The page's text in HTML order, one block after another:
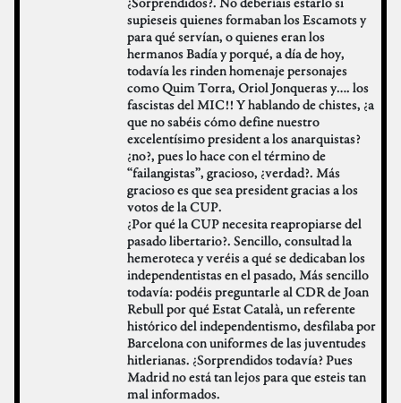
supieseis quienes formaban los Escamots y
para qué servían, o quienes eran los
hermanos Badía y porqué, a día de hoy,
todavía les rinden homenaje personajes
como Quim Torra, Oriol Jonqueras y…. los
fascistas del MIC!! Y hablando de chistes, ¿a
que no sabéis cómo define nuestro
excelentísimo president a los anarquistas?
¿no?, pues lo hace con el término de
“failangistas”, gracioso, ¿verdad?. Más
gracioso es que sea president gracias a los
votos de la CUP.
¿Por qué la CUP necesita reapropiarse del
pasado libertario?. Sencillo, consultad la
hemeroteca y veréis a qué se dedicaban los
independentistas en el pasado, Más sencillo
todavía: podéis preguntarle al CDR de Joan
Rebull por qué Estat Català, un referente
histórico del independentismo, desfilaba por
Barcelona con uniformes de las juventudes
hitlerianas. ¿Sorprendidos todavía? Pues
Madrid no está tan lejos para que esteis tan
mal informados.